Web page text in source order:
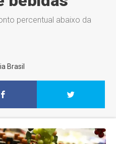
percentual abaixo da
Brasil